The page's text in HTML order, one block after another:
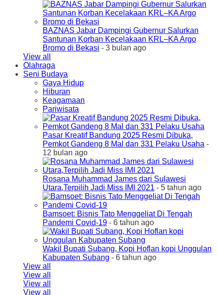
BAZNAS Jabar Dampingi Gubernur Salurkan
Santunan Korban Kecelakaan KRL–KA Argo
Bromo di Bekasi - 3 bulan ago
View all
Olahraga
Seni Budaya
Gaya Hidup
Hiburan
Keagamaan
Pariwisata
Pasar Kreatif Bandung 2025 Resmi Dibuka,
Pemkot Gandeng 8 Mal dan 331 Pelaku Usaha -
12 bulan ago
Rosana Muhammad James dari Sulawesi
Utara,Terpilih Jadi Miss IMI 2021 - 5 tahun ago
Bamsoet: Bisnis Tato Menggeliat Di Tengah
Pandemi Covid-19 - 6 tahun ago
Wakil Bupati Subang, Kopi Hoflan kopi Unggulan
Kabupaten Subang - 6 tahun ago
View all
View all
View all
View all